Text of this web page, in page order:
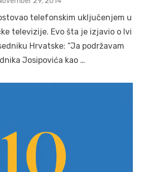
telefonskim uključenjem u
televizije. Evo šta je izjavio o Ivi
Hrvatske: “Ja podržavam
Josipovića kao …